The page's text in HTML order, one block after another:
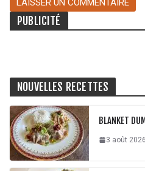
PUBLICITÉ
NOUVELLES RECETTES
BLANKET
3 août 2026